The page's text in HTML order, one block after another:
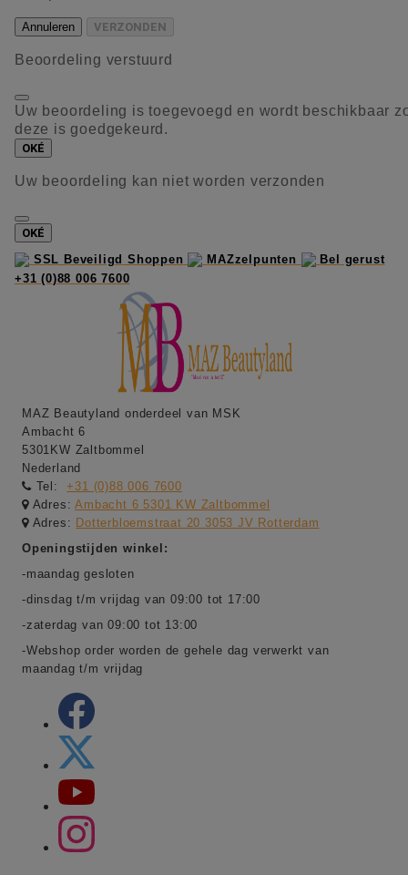
Annuleren VERZONDEN
Beoordeling verstuurd
Uw beoordeling is toegevoegd en wordt beschikbaar
deze is goedgekeurd.
OKÉ
Uw beoordeling kan niet worden verzonden
OKÉ
SSL Beveiligd Shoppen
MAZzelpunten
Bel gerust
+31 (0)88 006 7600
MAZ Beautyland onderdeel van MSK
Ambacht 6
5301KW Zaltbommel
Nederland
Tel:
+31 (0)88 006 7600
Adres:Ambacht 6 5301 KW Zaltbommel
Adres: Dotterbloemstraat 20 3053 JV Rotterdam
Openingstijden winkel:
-maandag gesloten
-dinsdag t/m vrijdag van 09:00 tot 17:00
-zaterdag van 09:00 tot 13:00
-Webshop order worden de gehele dag verwerkt van
maandag t/m vrijdag